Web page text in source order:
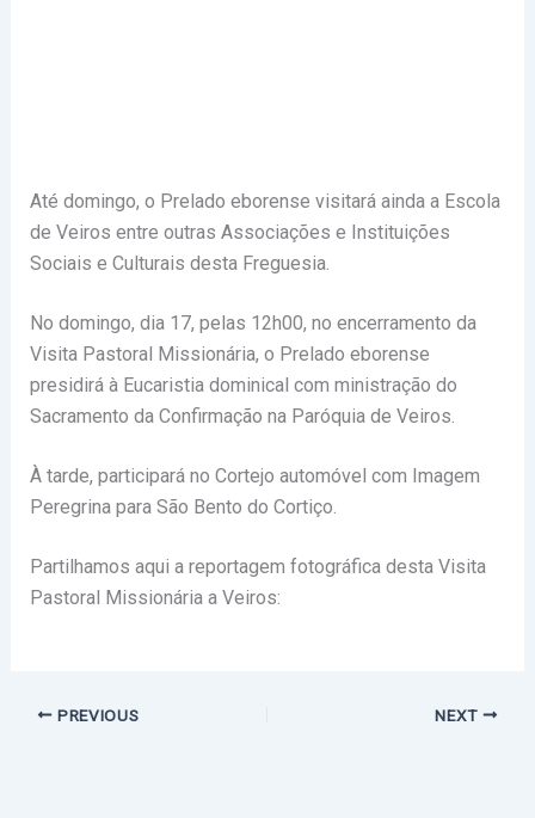
Até domingo, o Prelado eborense visitará ainda a Escola
de Veiros entre outras Associações e Instituições
Sociais e Culturais desta Freguesia.
No domingo, dia 17, pelas 12h00, no encerramento da
Visita Pastoral Missionária, o Prelado eborense
presidirá à Eucaristia dominical com ministração do
Sacramento da Confirmação na Paróquia de Veiros.
À tarde, participará no Cortejo automóvel com Imagem
Peregrina para São Bento do Cortiço.
Partilhamos aqui a reportagem fotográfica desta Visita
Pastoral Missionária a Veiros:
PREVIOUS NEXT